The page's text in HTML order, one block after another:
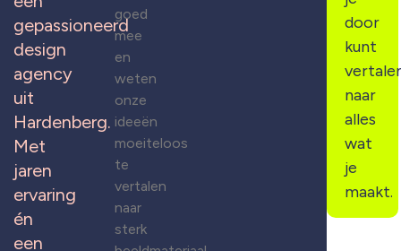
gepassioneerd
design
agency
uit
Hardenberg.
Met
jaren
ervaring
én
een
goed
mee
en
weten
onze
ideeën
moeiteloos
te
vertalen
naar
sterk
door
kunt
naar
alles
wat
je
maakt.